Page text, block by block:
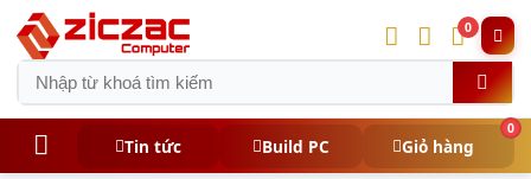
0
Tin tức Build PC Giỏ hàng
0